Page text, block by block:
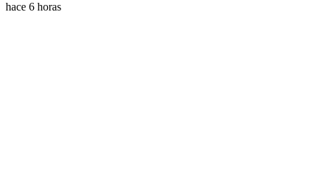
hace 6 horas